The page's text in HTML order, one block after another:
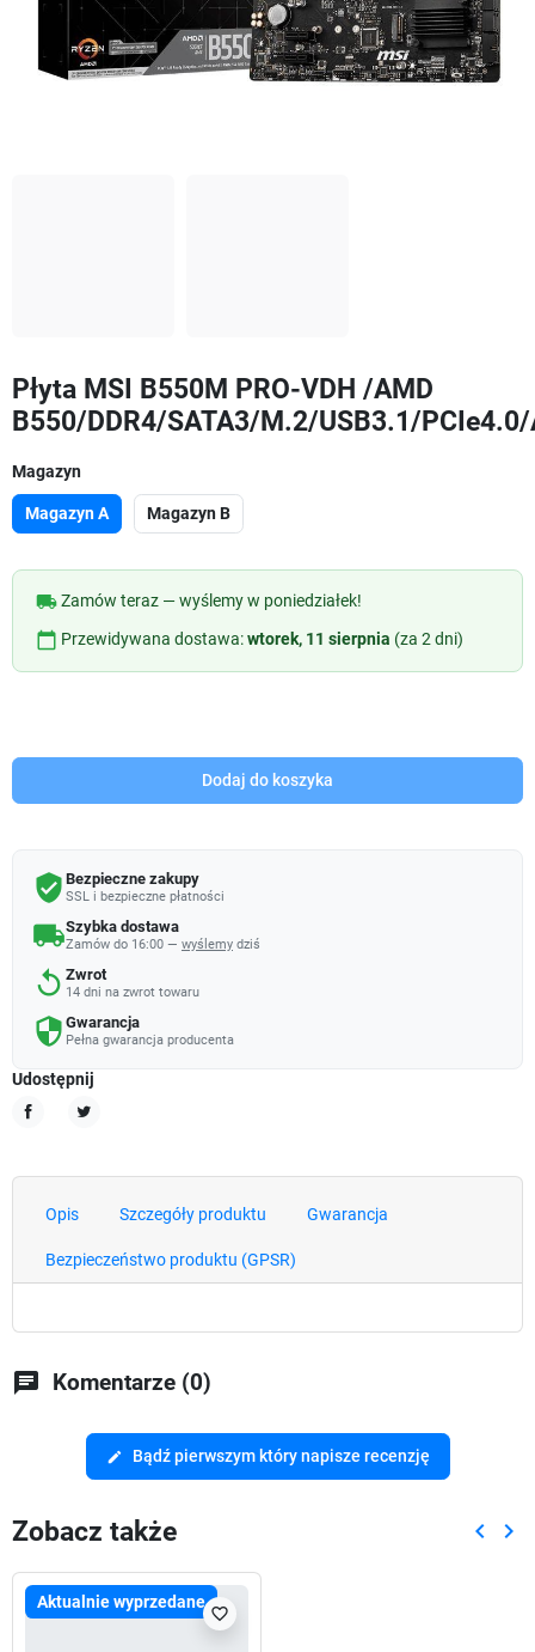
Płyta MSI B550M PRO-VDH /AMD
B550/DDR4/SATA3/M.2/USB3.1/
Magazyn
Magazyn A Magazyn B
local_shippingZamów teraz — wyślemy w poniedziałek!
calendar_today Przewidywana dostawa:wtorek, 11 sierpnia (za 2 dni)
Dodaj do koszyka
verified_user Bezpieczne zakupy
SSL i bezpieczne płatności
local_shippingSzybka dostawa
Zamów do 16:00 — wyślemy dziś
replay Zwrot
14 dni na zwrot towaru
security Gwarancja
Pełna gwarancja producenta
Udostępnij
Opis Szczegóły produktu Gwarancja
Bezpieczeństwo produktu (GPSR)
chat Komentarze (0)
edit Bądź pierwszym który napisze recenzję
Zobacz także keyboard_arrow_left keyboard_arrow_right
Aktualnie wyprzedane
favorite_border